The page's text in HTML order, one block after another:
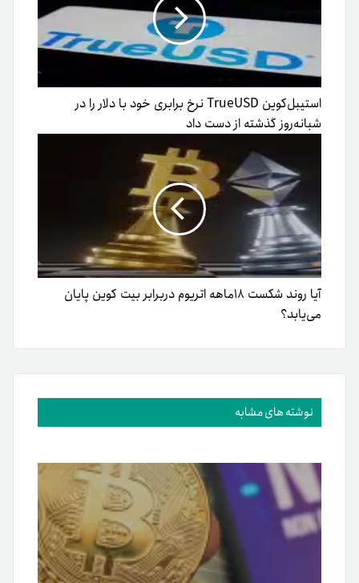
استیبل‌کوین TrueUSD نرخ برابری خود با دلار را در
شبانه‌روز گذشته از دست داد
آیا روند شکست ۱۸ماهه اتریوم دربرابر بیت‌ کوین پایان
می‌یابد؟
نوشته های مشابه